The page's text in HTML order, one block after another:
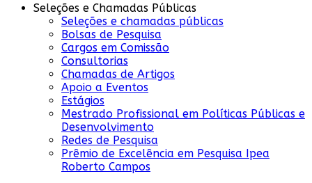
Seleções e Chamadas Públicas
Seleções e chamadas públicas
Bolsas de Pesquisa
Cargos em Comissão
Consultorias
Chamadas de Artigos
Apoio a Eventos
Estágios
Mestrado Profissional em Políticas Públicas e
Desenvolvimento
Redes de Pesquisa
Prêmio de Excelência em Pesquisa Ipea
Roberto Campos